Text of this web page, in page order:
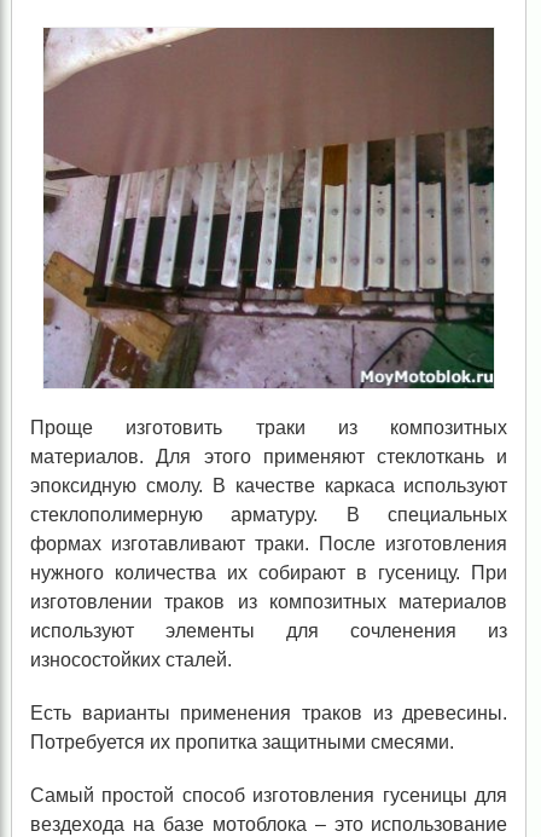
Проще изготовить траки из композитных
материалов. Для этого применяют стеклоткань и
эпоксидную смолу. В качестве каркаса используют
стеклополимерную арматуру. В специальных
формах изготавливают траки. После изготовления
нужного количества их собирают в гусеницу. При
изготовлении траков из композитных материалов
используют элементы для сочленения из
износостойких сталей.
Есть варианты применения траков из древесины.
Потребуется их пропитка защитными смесями.
Самый простой способ изготовления гусеницы для
вездехода на базе мотоблока – это использование